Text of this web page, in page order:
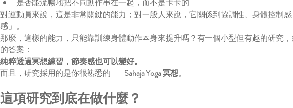
是否能流暢地把不同動作串在一起，而不是卡卡的
對運動員來說，這是非常關鍵的能力；對一般人來說，它關係到協調性、身體控制
感」。
那麼，這樣的能力，只能靠訓練身體動作本身來提升嗎？有一個小型但有趣的研究
的答案：
純粹透過冥想練習，節奏感也可以變好。
而且，研究採用的是你很熟悉的——Sahaja Yoga 冥想。
這項研究到底在做什麼？